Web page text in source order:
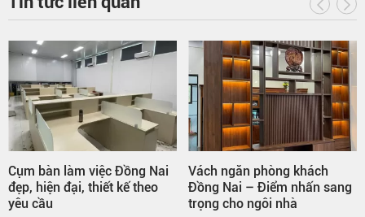
Cụm bàn làm việc Đồng Nai
đẹp, hiện đại, thiết kế theo
yêu cầu
Vách ngăn phòng khách
Đồng Nai – Điểm nhấn sang
trọng cho ngôi nhà